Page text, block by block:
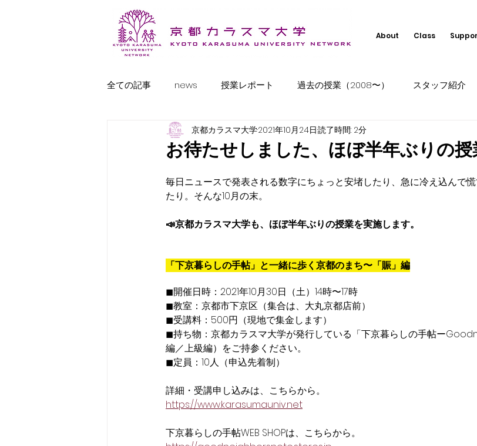
About Class
全ての記事 news 授業レポート 過去の授業（2008〜） スタッフ紹介
東京ひとり分校便り
お待たせしました、ほぼ半年ぶりの
京都カラスマ大学2021年10月24日読了時間: 2分
毎日ニュースで発表される数字にちょっと安堵したり、急に冷え込んで
たり。そんな10月の末。
📣京都カラスマ大学も、ほぼ半年ぶりの授業を実施します。
「下京暮らしの手帖」と一緒に歩く京都のまち〜「賑」編
◼︎開催日時：2021年10月30日（土）14時〜17時
◼︎教室：京都市下京区（集合は、大丸京都店前）
◼︎受講料：500円（現地で集金します）
◼︎持ち物：京都カラスマ大学が発行している「下京暮らしの手帖ー
編／上級編）をご持参ください。
◼︎定員：10人（申込先着制）
詳細・受講申し込みは、こちらから。
https://www.karasumauniv.net
下京暮らしの手帖WEB SHOPは、こちらから。